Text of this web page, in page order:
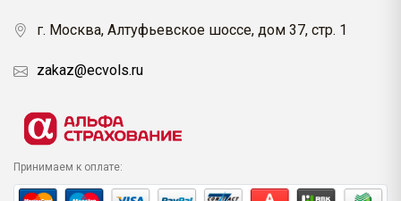
г. Москва, Алтуфьевское шоссе, дом 37, стр. 1
zakaz@ecvols.ru
Принимаем к оплате: